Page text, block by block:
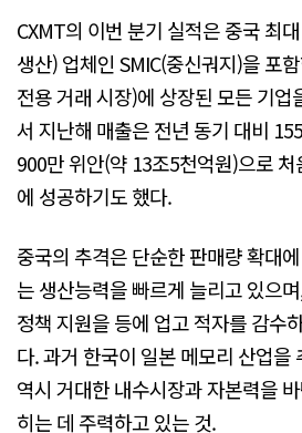
CXMT의 이번 분기 실적은 중국 최
생산) 업체인 SMIC(중신궈지)을 포
전용 거래 시장)에 상장된 모든 기업
서 지난해 매출은 전년 동기 대비
900만 위안(약 13조5천억원)으로
에 성공하기도 했다.
중국의 추격은 단순한 판매량 확대
는 생산능력을 빠르게 늘리고 있으
정책 지원을 등에 업고 적자를 감수
다. 과거 한국이 일본 메모리 산업을
역시 거대한 내수시장과 자본력을
히는 데 주력하고 있는 것.